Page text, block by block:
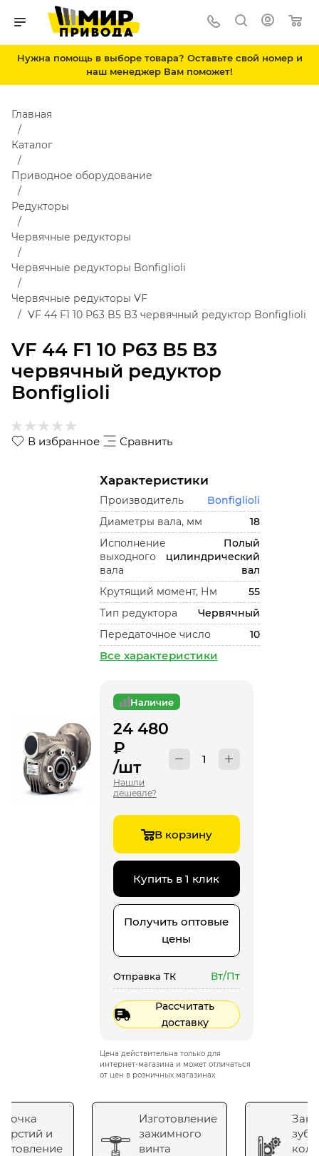
Нужна помощь в выборе товара? Оставьте свой номер и
наш менеджер Вам поможет!
VF 44 F1 10 P63 B5 B3
червячный редуктор
Bonfiglioli
Главная
Каталог
Приводное оборудование
Редукторы
Червячные редукторы
Червячные редукторы Bonfiglioli
Червячные редукторы VF
VF 44 F1 10 P63 B5 B3 червячный редуктор Bonfiglioli
В избранное Сравнить
Характеристики
Производитель
Bonfiglioli
Диаметры вала, мм
18
Исполнение
выходного
вала
Полый
цилиндрический
вал
Крутящий момент, Нм
55
Тип редуктора
Червячный
Передаточное число
10
Все характеристики
Наличие
24 480
₽
/шт
Нашли
дешевле?
В корзину
Купить в 1 клик
Получить оптовые
цены
Отправка ТК Вт/Пт
Рассчитать
доставку
Цена действительна только для
интернет-магазина и может отличаться
от цен в розничных магазинах
и
Изготовление
зажимного
винта